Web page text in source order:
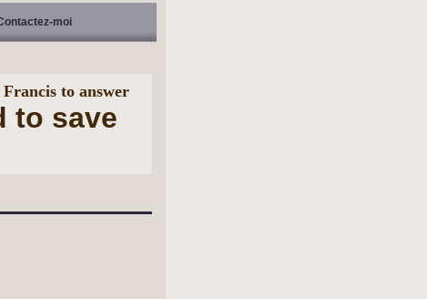
moi
to answer
to save